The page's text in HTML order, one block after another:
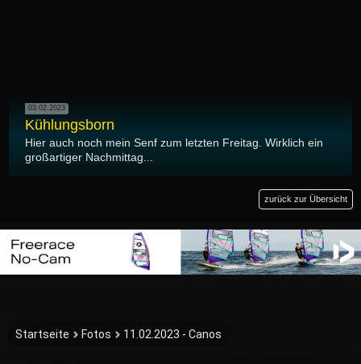
03.02.2023
Kühlungsborn
Hier auch noch mein Senf zum letzten Freitag. Wirklich ein
großartiger Nachmittag...
zurück zur Übersicht
Startseite Fotos 11.02.2023 - Canos